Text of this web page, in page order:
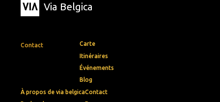
Via Belgica
Contact
Carte
Itinéraires
Événements
Blog
À propos de via belgicaContact